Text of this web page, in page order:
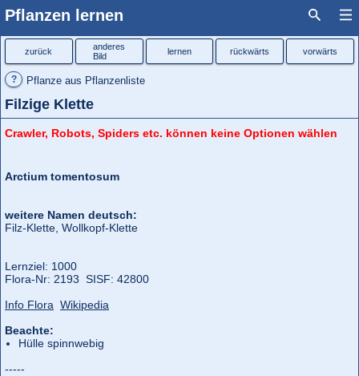
Pflanzen lernen
? Pflanze aus Pflanzenliste
Filzige Klette
zurück
anderes
Bild
lernen rückwärts vorwärts
Crawler, Robots, Spiders etc. können keine Optionen wählen
Arctium tomentosum
weitere Namen deutsch:
Filz-Klette, Wollkopf-Klette
Lernziel: 1000
Flora‑Nr: 2193 SISF: 42800
Info Flora Wikipedia
Beachte:
Hülle spinnwebig
-----